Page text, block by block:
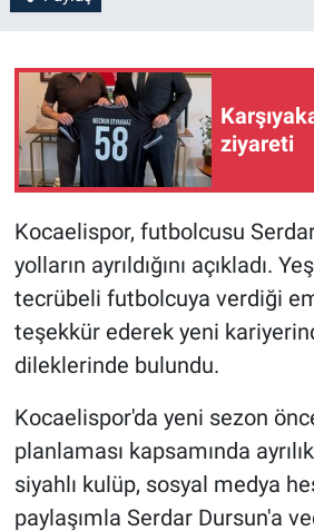
ziyareti
Kocaelispor, futbolcusu
yolların ayrıldığını açıkladı.
tecrübeli futbolcuya verdiği
teşekkür ederek yeni
dileklerinde bulundu.
Kocaelispor'da yeni sezon
planlaması kapsamında
siyahlı kulüp, sosyal medya
paylaşımla Serdar Dursun'a